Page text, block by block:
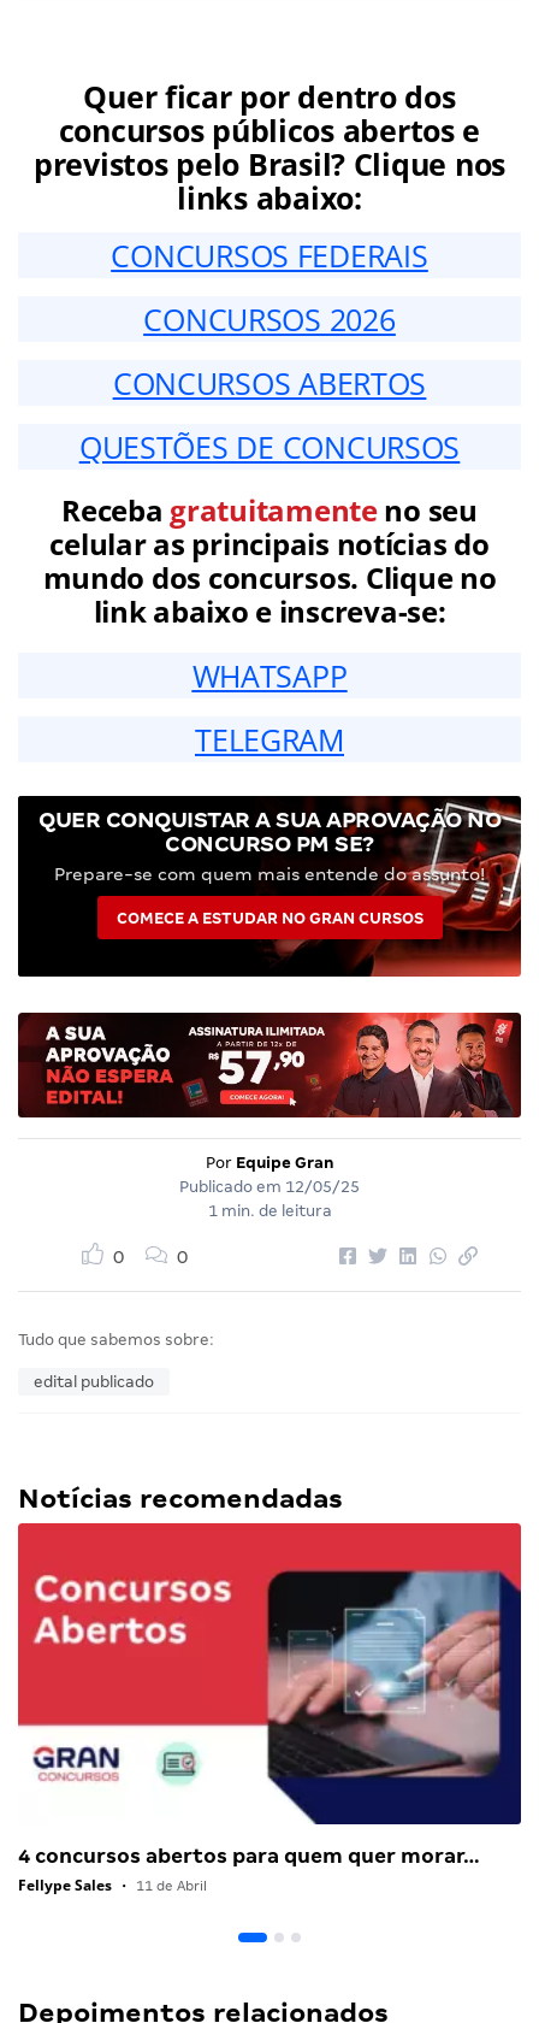
Quer ficar por dentro dos
concursos públicos abertos e
previstos pelo Brasil? Clique nos
links abaixo:
CONCURSOS FEDERAIS
CONCURSOS 2026
CONCURSOS ABERTOS
QUESTÕES DE CONCURSOS
Receba gratuitamenteno seu
celular as principais notícias do
mundo dos concursos. Clique no
link abaixo e inscreva-se:
WHATSAPP
TELEGRAM
QUER CONQUISTAR A SUA APROVAÇÃO NO
CONCURSO PM SE?
Prepare-se com quem mais entende do assunto!
COMECE A ESTUDAR NO GRAN CURSOS
Por Equipe Gran
Publicado em 12/05/25
1 min. de leitura
0 0
Tudo que sabemos sobre:
edital publicado
Notícias recomendadas
4 concursos abertos para quem quer morar…
Fellype Sales • 11 de Abril
Depoimentos relacionados